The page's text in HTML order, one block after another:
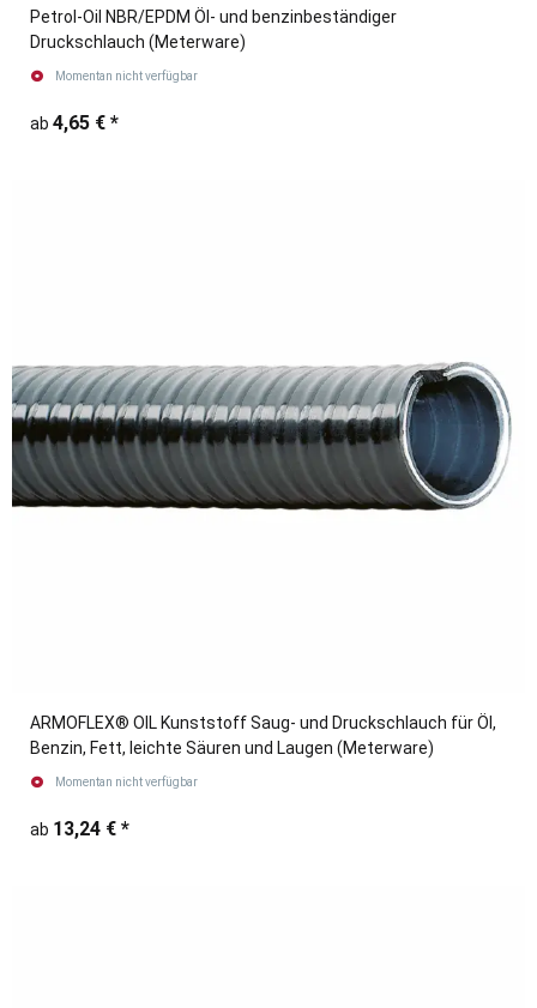
Petrol-Oil NBR/EPDM Öl- und benzinbeständiger
Druckschlauch (Meterware)
Momentan nicht verfügbar
ab 4,65 € *
ARMOFLEX® OIL Kunststoff Saug- und Druckschlauch für Öl,
Benzin, Fett, leichte Säuren und Laugen (Meterware)
Momentan nicht verfügbar
ab 13,24 € *